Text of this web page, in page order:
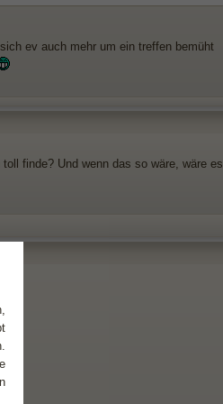
ev auch mehr um ein treffen bemüht
finde? Und wenn das so wäre, wäre es